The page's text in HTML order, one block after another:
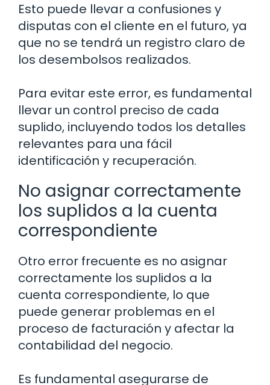
Esto puede llevar a confusiones y
disputas con el cliente en el futuro, ya
que no se tendrá un registro claro de
los desembolsos realizados.
Para evitar este error, es fundamental
llevar un control preciso de cada
suplido, incluyendo todos los detalles
relevantes para una fácil
identificación y recuperación.
No asignar correctamente
los suplidos a la cuenta
correspondiente
Otro error frecuente es no asignar
correctamente los suplidos a la
cuenta correspondiente, lo que
puede generar problemas en el
proceso de facturación y afectar la
contabilidad del negocio.
Es fundamental asegurarse de